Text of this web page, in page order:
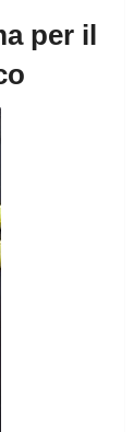
per il